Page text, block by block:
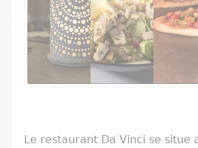
Le restaurant Da Vinci se situe